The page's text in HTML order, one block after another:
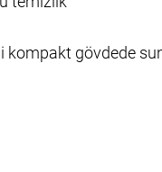
gövdede